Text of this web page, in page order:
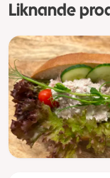
Liknande